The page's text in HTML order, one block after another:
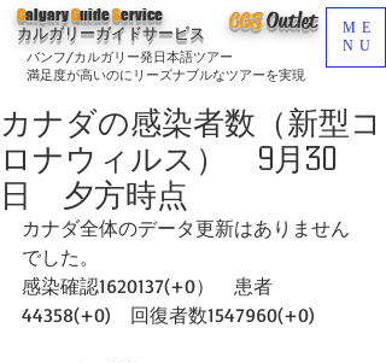
CGSOutlet
バンフ/カルガリー発日本語ツアー
満足度が高いのにリーズナブルなツアーを実現
CalgaryGuideService
カルガリーガイドサービス
ME
NU
カナダの感染者数（新型コ
ロナウィルス） 9月30
日 夕方時点
カナダ全体のデータ更新はありません
でした。
感染確認1620137(+0）　患者
44358(+0)　回復者数1547960(+0)